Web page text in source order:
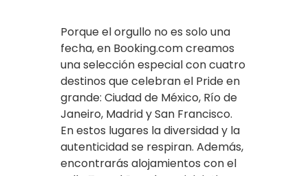
Porque el orgullo no es solo una
fecha, en Booking.com creamos
una selección especial con cuatro
destinos que celebran el Pride en
grande: Ciudad de México, Río de
Janeiro, Madrid y San Francisco.
En estos lugares la diversidad y la
autenticidad se respiran. Además,
encontrarás alojamientos con el